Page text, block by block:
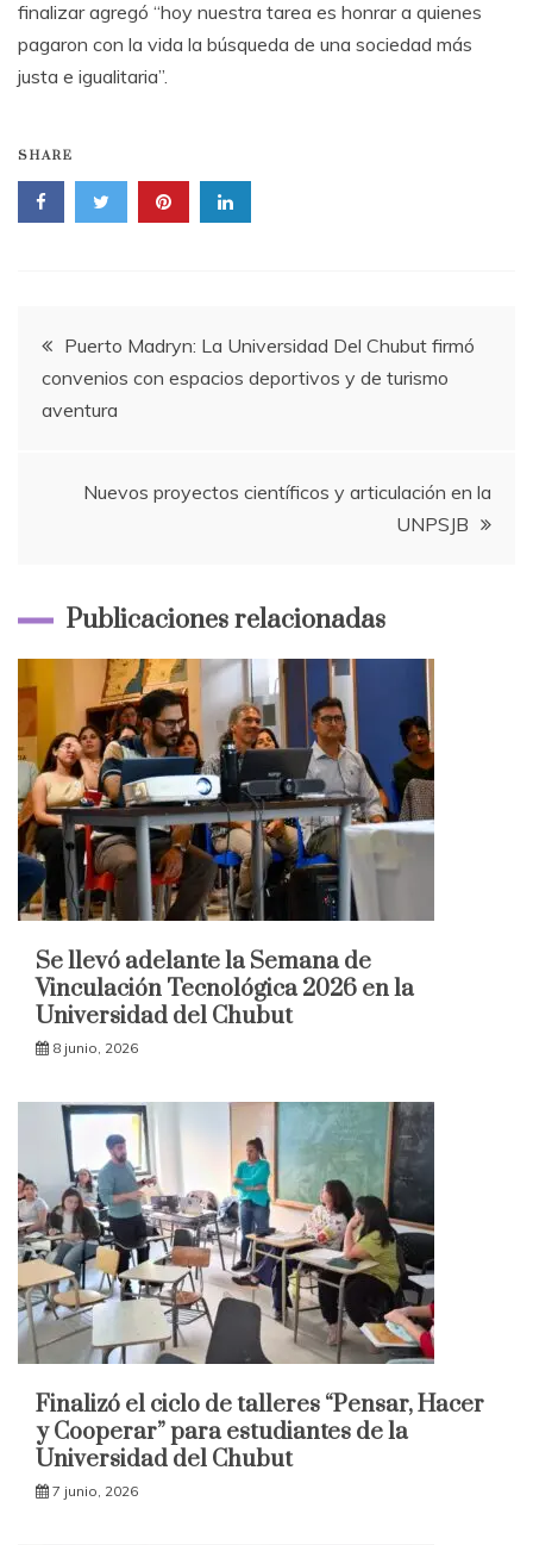
finalizar agregó “hoy nuestra tarea es honrar a quienes
pagaron con la vida la búsqueda de una sociedad más
justa e igualitaria”.
SHARE
Navegación
de
Puerto Madryn: La Universidad Del Chubut firmó
convenios con espacios deportivos y de turismo
aventura
Nuevos proyectos científicos y articulación en la
UNPSJB
Publicaciones relacionadas
Se llevó adelante la Semana de
Vinculación Tecnológica 2026 en la
Universidad del Chubut
8 junio, 2026
Finalizó el ciclo de talleres “Pensar, Hacer
y Cooperar” para estudiantes de la
Universidad del Chubut
7 junio, 2026